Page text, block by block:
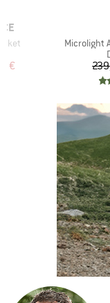
Preis
€
Artikel
Microlight